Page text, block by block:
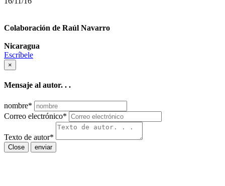
Colaboración de Raúl Navarro
Nicaragua
Escríbele
×
Mensaje al autor. . .
nombre*
Correo electrónico*
Texto de autor*
Close enviar